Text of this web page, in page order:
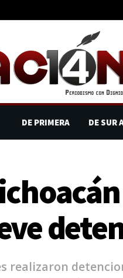
DE PRIMERA DE SUR
realizaron